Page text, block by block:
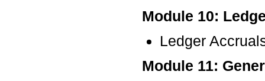
Module 10:
Ledger
Module 11: